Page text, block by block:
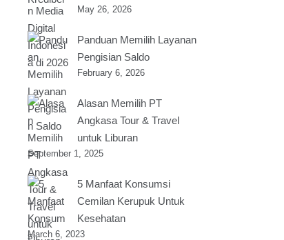
May 26, 2026
Panduan Memilih Layanan
Pengisian Saldo
February 6, 2026
Alasan Memilih PT
Angkasa Tour & Travel
untuk Liburan
September 1, 2025
5 Manfaat Konsumsi
Cemilan Kerupuk Untuk
Kesehatan
March 6, 2023